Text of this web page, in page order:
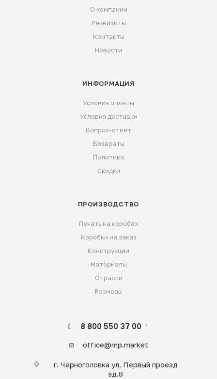
О компании
Реквизиты
Контакты
Новости
ИНФОРМАЦИЯ
Условия оплаты
Условия доставки
Вопрос-ответ
Возвраты
Политика
Скидки
ПРОИЗВОДСТВО
Печать на коробах
Коробки на заказ
Конструкции
Материалы
Отрасли
Размеры
8 800 550 37 00
office@mp.market
г. Черноголовка ул. Первый проезд
зд.8